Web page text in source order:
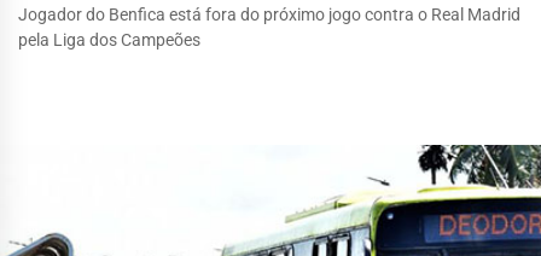
Jogador do Benfica está fora do próximo jogo contra o Real Madrid
pela Liga dos Campeões